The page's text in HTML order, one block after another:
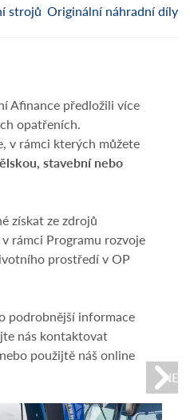
strojů Originální náhradní díly
Afinance předložili více
opatřeních.
v rámci kterých můžete
stavební nebo
získat ze zdrojů
rámci Programu rozvoje
prostředí v OP
podrobnější informace
nás kontaktovat
použijtě náš online